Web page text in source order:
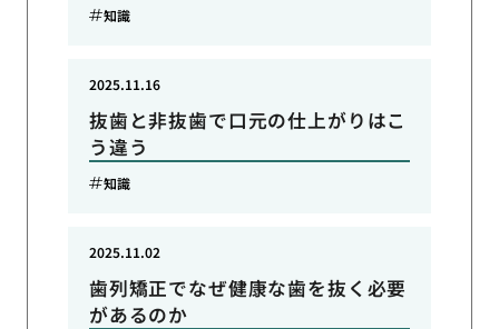
知識
抜歯と非抜歯で口元の仕上がりはこ
う違う
2025.11.16
知識
歯列矯正でなぜ健康な歯を抜く必要
があるのか
2025.11.02